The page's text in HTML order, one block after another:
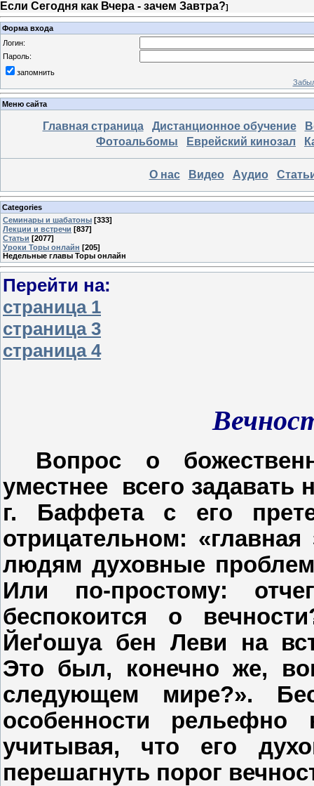
Если Сегодня как Вчера - зачем Завтра?]
Форма входа
Логин:
Пароль:
запомнить
Меню сайта
Главная страница Дистанционное обучение
Фотоальбомы
Еврейский кинозал
О нас Видео Аудио
Categories
Семинары и шабатоны [333]
Лекции и встречи [837]
Статьи [2077]
Уроки Торы онлайн [205]
Недельные главы Торы онлайн
Перейти на:
страница 1
страница 3
страница 4
Вопрос о
уместнее
всего задавать
г. Баффета с его
отрицательном:
людям духовные
Или по-простому:
беспокоится о
Йеґошуа бен Леви на
Это был, конечно же,
следующем мире?».
особенности
учитывая, что его
перешагнуть порог